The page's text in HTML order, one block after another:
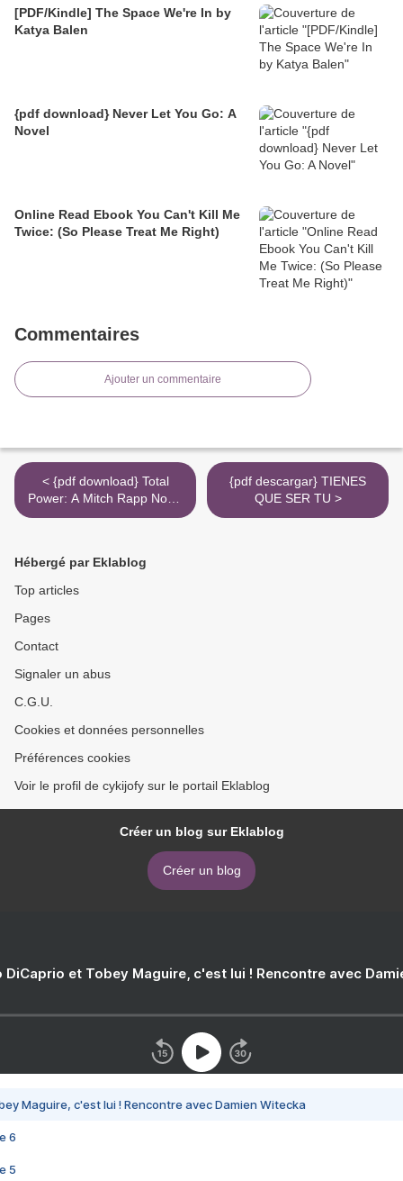
[PDF/Kindle] The Space We're In by
Katya Balen
{pdf download} Never Let You Go: A
Novel
Online Read Ebook You Can't Kill Me
Twice: (So Please Treat Me Right)
Commentaires
Ajouter un commentaire
< {pdf download} Total
Power: A Mitch Rapp Novel
by Kyle Mills
{pdf descargar} TIENES
QUE SER TU >
Hébergé par Eklablog
Top articles
Pages
Contact
Signaler un abus
C.G.U.
Cookies et données personnelles
Préférences cookies
Voir le profil de cykijofy sur le portail Eklablog
Créer un blog sur Eklablog
Créer un blog
DiCaprio et Tobey Maguire, c'est lui ! Rencontre avec
Maguire, c'est lui ! Rencontre avec Damien Witecka
6
5